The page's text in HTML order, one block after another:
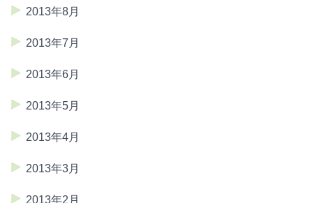
2013年8月
2013年7月
2013年6月
2013年5月
2013年4月
2013年3月
2013年2月